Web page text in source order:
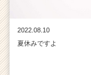
2022.08.10
夏休みですよ